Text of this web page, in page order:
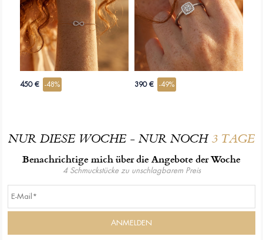
450 € -48% 390 € -49%
NUR DIESE WOCHE - NUR NOCH3 TAGE
Benachrichtige mich über die Angebote der Woche
4 Schmuckstücke zu unschlagbarem Preis